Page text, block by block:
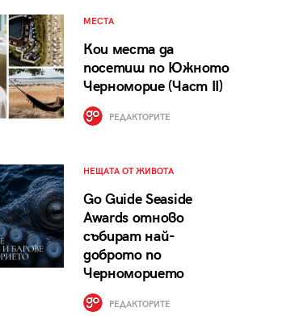
МЕСТА
Кои места да
посетиш по Южното
Черноморие (Част II)
РЕДАКТОРИТЕ
НЕЩАТА ОТ ЖИВОТА
Go Guide Seaside
Awards отново
събират най-
доброто по
Черноморието
РЕДАКТОРИТЕ